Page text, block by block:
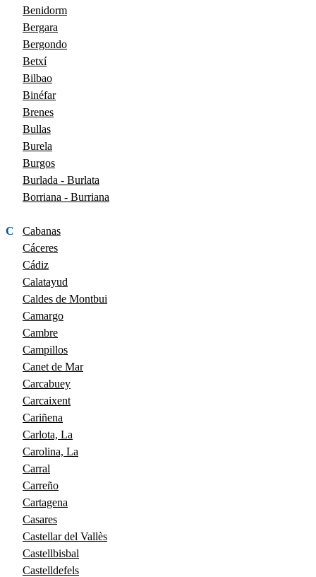
Benidorm
Bergara
Bergondo
Betxí
Bilbao
Binéfar
Brenes
Bullas
Burela
Burgos
Burlada - Burlata
Borriana - Burriana
C
Cabanas
Cáceres
Cádiz
Calatayud
Caldes de Montbui
Camargo
Cambre
Campillos
Canet de Mar
Carcabuey
Carcaixent
Cariñena
Carlota, La
Carolina, La
Carral
Carreño
Cartagena
Casares
Castellar del Vallès
Castellbisbal
Castelldefels